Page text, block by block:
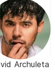
Archuleta